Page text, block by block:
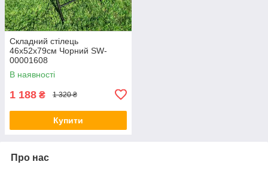
Складний стілець
46х52х79см Чорний SW-
00001608
В наявності
1 188 ₴ 1 320 ₴
Купити
Про нас